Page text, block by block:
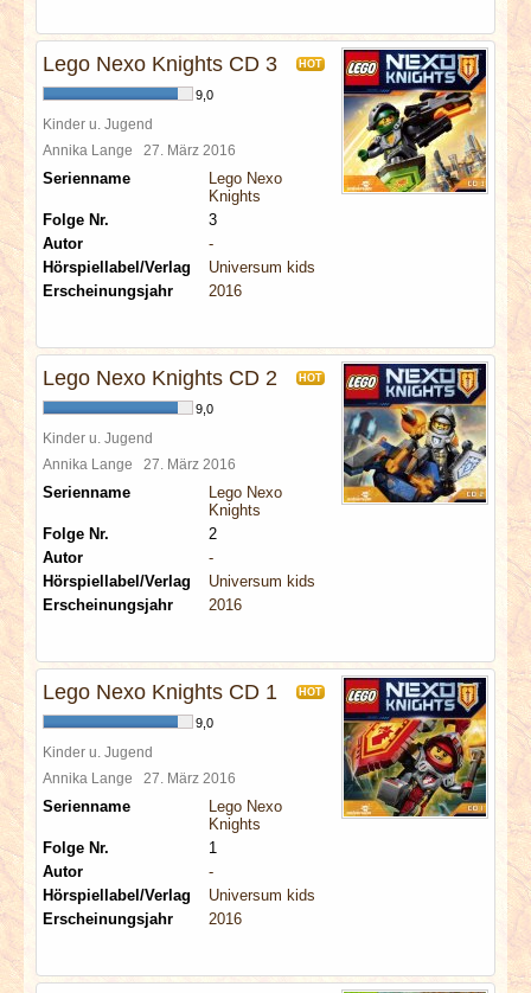
Lego Nexo Knights CD 3 HOT
9,0
Kinder u. Jugend
Annika Lange 27. März 2016
Serienname
Lego Nexo
Knights
Folge Nr.
3
Autor
-
Hörspiellabel/Verlag
Universum kids
Erscheinungsjahr
2016
Lego Nexo Knights CD 2 HOT
9,0
Kinder u. Jugend
Annika Lange 27. März 2016
Serienname
Lego Nexo
Knights
Folge Nr.
2
Autor
-
Hörspiellabel/Verlag
Universum kids
Erscheinungsjahr
2016
Lego Nexo Knights CD 1 HOT
9,0
Kinder u. Jugend
Annika Lange 27. März 2016
Serienname
Lego Nexo
Knights
Folge Nr.
1
Autor
-
Hörspiellabel/Verlag
Universum kids
Erscheinungsjahr
2016